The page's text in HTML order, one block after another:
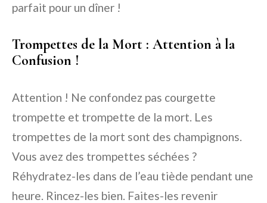
parfait pour un dîner !
Trompettes de la Mort : Attention à la
Confusion !
Attention ! Ne confondez pas courgette
trompette et trompette de la mort. Les
trompettes de la mort sont des champignons.
Vous avez des trompettes séchées ?
Réhydratez-les dans de l’eau tiède pendant une
heure. Rincez-les bien. Faites-les revenir